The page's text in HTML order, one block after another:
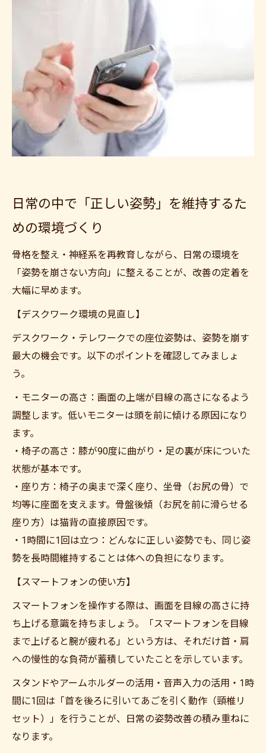
日常の中で「正しい姿勢」を維持するた
めの環境づくり
骨格を整え・神経系を再教育しながら、日常の環境を
「姿勢を崩さない方向」に整えることが、改善の定着を
大幅に早めます。
【デスクワーク環境の見直し】
デスクワーク・テレワークでの座位姿勢は、姿勢を崩す
最大の機会です。以下のポイントを確認してみましょ
う。
・モニターの高さ：画面の上端が目線の高さになるよう
調整します。低いモニターは頭を前に傾ける原因になり
ます。
・椅子の高さ：膝が90度に曲がり・足の裏が床についた
状態が基本です。
・座り方：椅子の奥まで深く座り、坐骨（お尻の骨）で
均等に座面を支えます。骨盤後傾（お尻を前に滑らせる
座り方）は猫背の直接原因です。
・1時間に1回は立つ：どんなに正しい姿勢でも、同じ姿
勢を長時間維持することは体への負担になります。
【スマートフォンの使い方】
スマートフォンを操作する際は、画面を目線の高さに持
ち上げる意識を持ちましょう。「スマートフォンを目線
まで上げると腕が疲れる」という方は、それだけ首・肩
への慢性的な負荷が蓄積していたことを示しています。
スタンドやアームホルダーの活用・音声入力の活用・1時
間に1回は「首を後ろに引いてあごを引く動作（頸椎リ
セット）」を行うことが、日常の姿勢改善の積み重ねに
なります。